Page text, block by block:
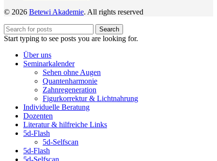
© 2026 Betewi Akademie. All rights reserved
Search
Start typing to see posts you are looking for.
Über uns
Seminarkalender
Sehen ohne Augen
Quantenharmonie
Zahnregeneration
Figurkorrektur & Lichtnahrung
Individuelle Beratung
Dozenten
Literatur & hilfreiche Links
5d-Flash
5d-Selfscan
5d-Flash
5d-Selfscan